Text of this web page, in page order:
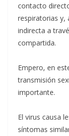
contacto
respiratorias y,
indirecta a
compartida.
Empero, en
transmisión
importante.
El virus causa
síntomas